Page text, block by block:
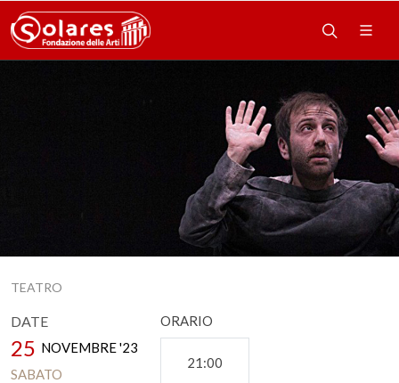
TEATRO
DATE
25 NOVEMBRE '23
SABATO
ORARIO
21:00